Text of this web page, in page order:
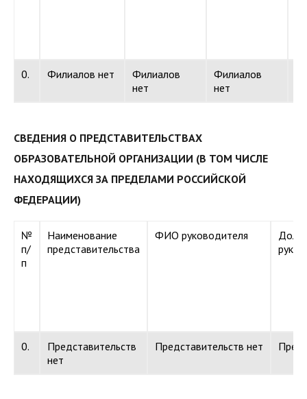
0. Филиалов нет
Филиалов
нет
Филиалов
нет
СВЕДЕНИЯ О ПРЕДСТАВИТЕЛЬСТВАХ
ОБРАЗОВАТЕЛЬНОЙ ОРГАНИЗАЦИИ (В ТОМ ЧИСЛЕ
НАХОДЯЩИХСЯ ЗА ПРЕДЕЛАМИ РОССИЙСКОЙ
ФЕДЕРАЦИИ)
№
п/
п
Наименование
представительства
ФИО руководителя
0.
Представительств
нет
Представительств нет